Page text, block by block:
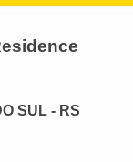
SUL - RS